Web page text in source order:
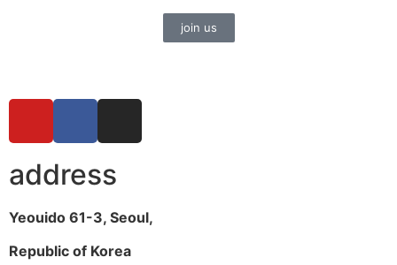
join us
address
Yeouido 61-3, Seoul,
Republic of Korea